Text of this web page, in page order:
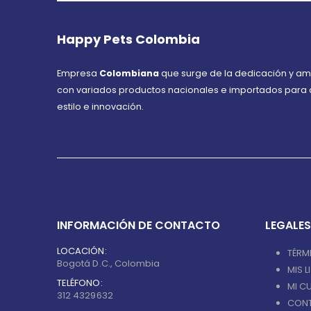
Happy Pets Colombia
Empresa Colombianaque surge de la dedicación y
con variados productos nacionales e importados para
estilo e innovación.
INFORMACIÓN DE CONTACTO
LOCACIÓN:
Bogotá D.C., Colombia
TELÉFONO:
312 4329632
LEGALES
MIS
MI